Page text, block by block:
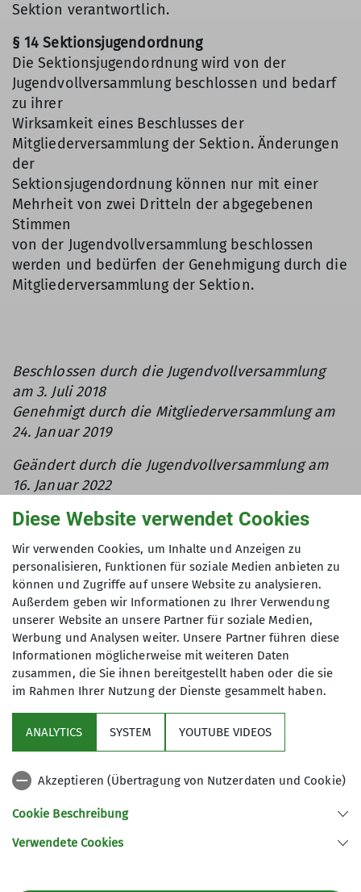
Sektion verantwortlich.
§ 14 Sektionsjugendordnung
Die Sektionsjugendordnung wird von der
Jugendvollversammlung beschlossen und bedarf
zu ihrer
Wirksamkeit eines Beschlusses der
Mitgliederversammlung der Sektion. Änderungen
der
Sektionsjugendordnung können nur mit einer
Mehrheit von zwei Dritteln der abgegebenen
Stimmen
von der Jugendvollversammlung beschlossen
werden und bedürfen der Genehmigung durch die
Mitgliederversammlung der Sektion.
Beschlossen durch die Jugendvollversammlung
am 3. Juli 2018
Genehmigt durch die Mitgliederversammlung am
24. Januar 2019
Geändert durch die Jugendvollversammlung am
16. Januar 2022
Jugendvollversammlung am 23. Mai 2022
Genehmigt durch die Mitgliederversammlung am
24. Mai 2022
Geändert durch die Jugendvollversammlung am
25. Januar 2023
Genehmigt durch die Mitgliederversammlung am
26. Januar 2023
Sektion
Akademische Sektion München des Deutschen Alpenvereins e.V.
Diese Website verwendet Cookies
Wir verwenden Cookies, um Inhalte und Anzeigen zu
personalisieren, Funktionen für soziale Medien anbieten zu
können und Zugriffe auf unsere Website zu analysieren.
Außerdem geben wir Informationen zu Ihrer Verwendung
unserer Website an unsere Partner für soziale Medien,
Werbung und Analysen weiter. Unsere Partner führen diese
Informationen möglicherweise mit weiteren Daten
zusammen, die Sie ihnen bereitgestellt haben oder die sie
im Rahmen Ihrer Nutzung der Dienste gesammelt haben.
ANALYTICS SYSTEM YOUTUBE VIDEOS
Akzeptieren (Übertragung von Nutzerdaten und Cookie)
Cookie Beschreibung
Verwendete Cookies